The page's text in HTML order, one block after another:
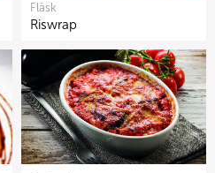
Fläsk
Riswrap